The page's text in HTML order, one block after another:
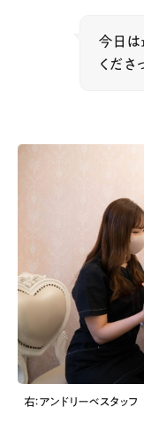
今日
くださ
右：アンドリーベスタッ